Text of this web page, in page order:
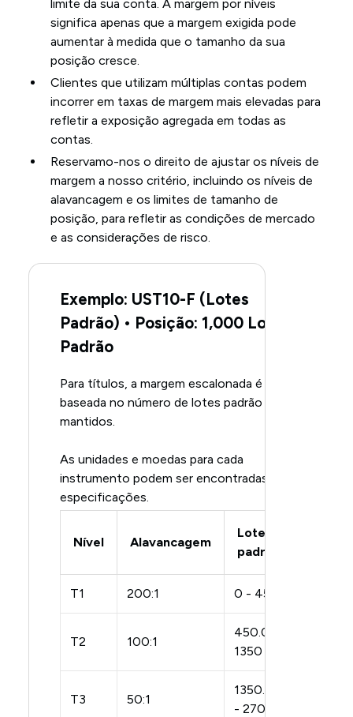
limite da sua conta. A margem por níveis
significa apenas que a margem exigida pode
aumentar à medida que o tamanho da sua
posição cresce.
Clientes que utilizam múltiplas contas podem
incorrer em taxas de margem mais elevadas para
refletir a exposição agregada em todas as
contas.
Reservamo-nos o direito de ajustar os níveis de
margem a nosso critério, incluindo os níveis de
alavancagem e os limites de tamanho de
posição, para refletir as condições de mercado
e as considerações de risco.
Exemplo: UST10-F (Lotes
Padrão) • Posição: 1,000 Lotes
Padrão
Para títulos, a margem escalonada é
baseada no número de lotes padrão
mantidos.
As unidades e moedas para cada
instrumento podem ser encontradas nas
especificações.
Nível Alavancagem
Lotes
padrão
T1 200:1 0 - 450
T2 100:1
450.01 -
1350
T3 50:1
1350.01
- 2700